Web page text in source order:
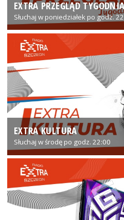
EXTRA PRZEGLĄD
Słuchaj w poniedziałek po godz.
EXTRA KULTURA
Słuchaj w środę po godz. 22:00